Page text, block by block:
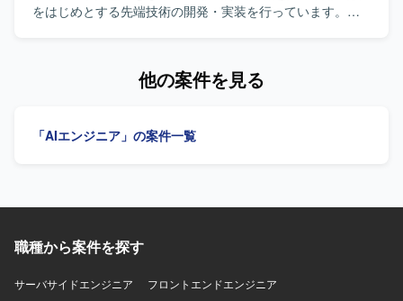
出に深く関与していただけます。生成AIやLLM、RAG、AI
をはじめとする先端技術の開発・実装を行っています。生
ドバックをプロダクト改善へつなげていただきます。 ・機
トエンジニア業務 ・カスタマーサクセスと連携した要件整
て問題の根本原因を追求できる方を求めています。医療機
を取りながら、顧客の現場に寄り添い主体的に対応いただ
アップらしいスピード感のある環境で、自らのアイデアを
他の案件を見る
「AIエンジニア」の案件一覧
職種から案件を探す
サーバサイドエンジニア
フロントエンドエンジニア